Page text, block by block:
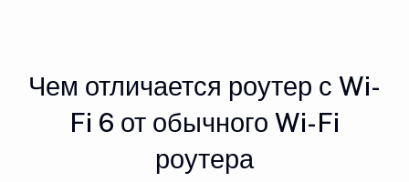
Чем отличается роутер с Wi-
Fi 6 от обычного Wi-Fi
роутера